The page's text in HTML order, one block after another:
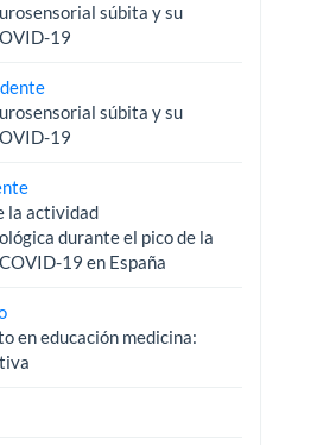
súbita y su
19
súbita y su
19
la actividad
durante el pico de la
19 en España
en educación medicina: